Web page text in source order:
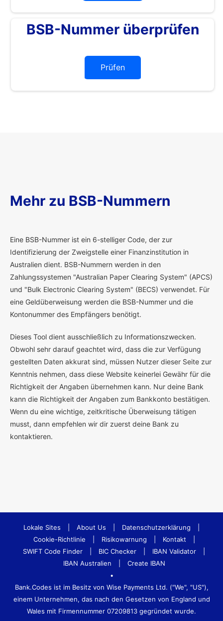
BSB-Nummer überprüfen
Prüfen
Mehr zu BSB-Nummern
Eine BSB-Nummer ist ein 6-stelliger Code, der zur
Identifizierung der Zweigstelle einer Finanzinstitution in
Australien dient. BSB-Nummern werden in den
Zahlungssystemen "Australian Paper Clearing System" (APCS)
und "Bulk Electronic Clearing System" (BECS) verwendet. Für
eine Geldüberweisung werden die BSB-Nummer und die
Kontonummer des Empfängers benötigt.
Dieses Tool dient ausschließlich zu Informationszwecken.
Obwohl sehr darauf geachtet wird, dass die zur Verfügung
gestellten Daten akkurat sind, müssen Nutzer dieser Seite zur
Kenntnis nehmen, dass diese Website keinerlei Gewähr für die
Richtigkeit der Angaben übernehmen kann. Nur deine Bank
kann die Richtigkeit der Angaben zum Bankkonto bestätigen.
Wenn du eine wichtige, zeitkritische Überweisung tätigen
musst, dann empfehlen wir dir zuerst deine Bank zu
kontaktieren.
Lokale Sites About Us Datenschutzerklärung
Cookie-Richtlinie
Risikowarnung Kontakt
SWIFT Code Finder
BIC Checker IBAN Validator
IBAN Australien
Create IBAN
•
Bank.Codes ist im Besitz von Wise Payments Ltd. ("We", "US"),
einem Unternehmen, das nach den Gesetzen von England und
Wales mit Firmennummer 07209813 gegründet wurde.